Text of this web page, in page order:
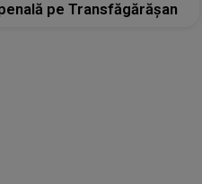
pe Transfăgărășan